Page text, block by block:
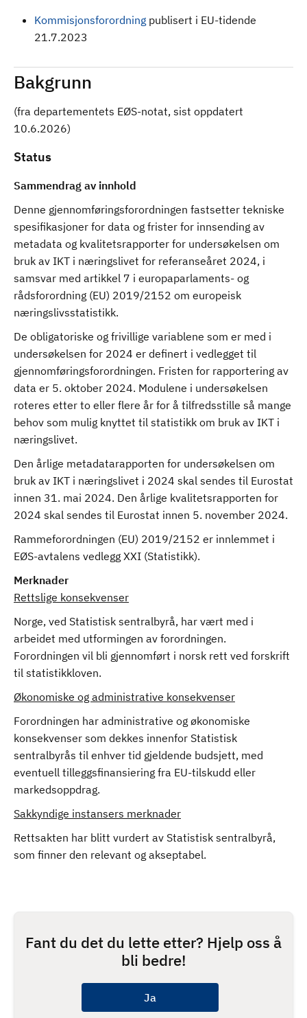
Kommisjonsforordning publisert i EU-tidende
21.7.2023
Bakgrunn
(fra departementets EØS-notat, sist oppdatert
10.6.2026)
Status
Sammendrag av innhold
Denne gjennomføringsforordningen fastsetter tekniske
spesifikasjoner for data og frister for innsending av
metadata og kvalitetsrapporter for undersøkelsen om
bruk av IKT i næringslivet for referanseåret 2024, i
samsvar med artikkel 7 i europaparlaments- og
rådsforordning (EU) 2019/2152 om europeisk
næringslivsstatistikk.
De obligatoriske og frivillige variablene som er med i
undersøkelsen for 2024 er definert i vedlegget til
gjennomføringsforordningen. Fristen for rapportering av
data er 5. oktober 2024. Modulene i undersøkelsen
roteres etter to eller flere år for å tilfredsstille så mange
behov som mulig knyttet til statistikk om bruk av IKT i
næringslivet.
Den årlige metadatarapporten for undersøkelsen om
bruk av IKT i næringslivet i 2024 skal sendes til Eurostat
innen 31. mai 2024. Den årlige kvalitetsrapporten for
2024 skal sendes til Eurostat innen 5. november 2024.
Rammeforordningen (EU) 2019/2152 er innlemmet i
EØS-avtalens vedlegg XXI (Statistikk).
Merknader
Rettslige konsekvenser
Norge, ved Statistisk sentralbyrå, har vært med i
arbeidet med utformingen av forordningen.
Forordningen vil bli gjennomført i norsk rett ved forskrift
til statistikkloven.
Økonomiske og administrative konsekvenser
Forordningen har administrative og økonomiske
konsekvenser som dekkes innenfor Statistisk
sentralbyrås til enhver tid gjeldende budsjett, med
eventuell tilleggsfinansiering fra EU-tilskudd eller
markedsoppdrag.
Sakkyndige instansers merknader
Rettsakten har blitt vurdert av Statistisk sentralbyrå,
som finner den relevant og akseptabel.
Fant du det du lette etter? Hjelp oss å
bli bedre!